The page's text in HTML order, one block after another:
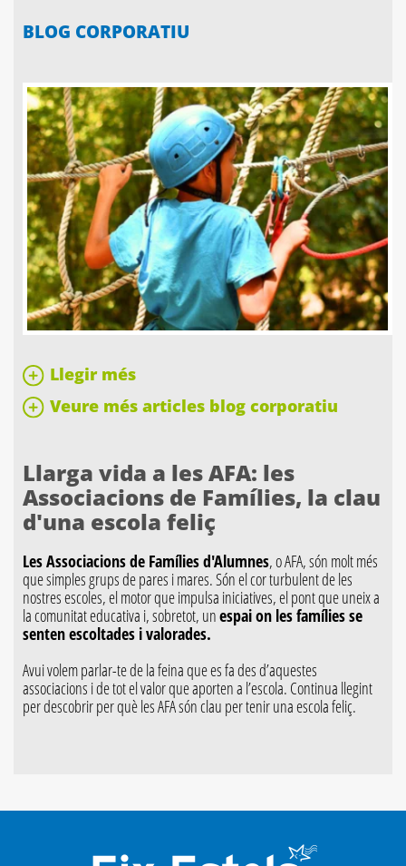
BLOG CORPORATIU
Llegir més
Veure més articles blog corporatiu
Llarga vida a les AFA: les
Associacions de Famílies, la clau
d'una escola feliç
Les Associacions de Famílies d'Alumnes, o AFA, són molt més
que simples grups de pares i mares. Són el cor turbulent de les
nostres escoles, el motor que impulsa iniciatives, el pont que uneix a
la comunitat educativa i, sobretot, unespai on les famílies se
senten escoltades i valorades.
Avui volem parlar-te de la feina que es fa des d’aquestes
associacions i de tot el valor que aporten a l’escola. Continua llegint
per descobrir per què les AFA són clau per tenir una escola feliç.